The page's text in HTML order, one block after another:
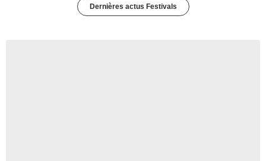
Dernières actus Festivals